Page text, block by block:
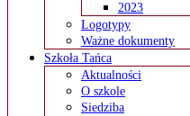
2023
Logotypy
Ważne dokumenty
Szkoła Tańca
Aktualności
O szkole
Siedziba